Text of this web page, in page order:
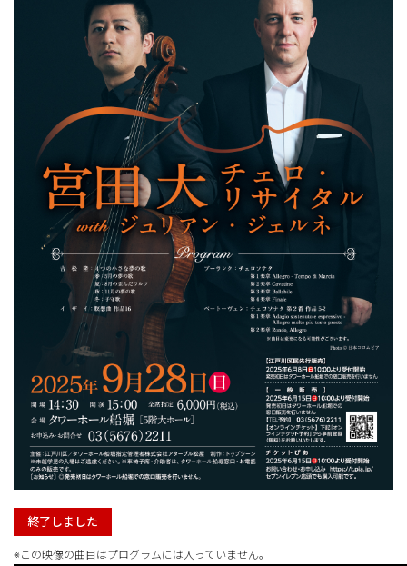
終了しました
※この映像の曲目はプログラムには入っていません。